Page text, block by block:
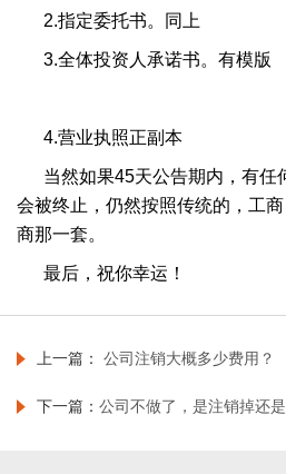
2.指定委托书。同上
3.全体投资人承诺书。有模版
4.营业执照正副本
当然如果45天公告期内，有任
会被终止，仍然按照传统的，工
商那一套。
最后，祝你幸运！
上一篇： 公司注销大概多少费用？
下一篇： 公司不做了，是注销掉还